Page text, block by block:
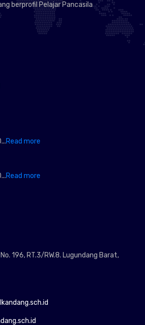
berprofil Pelajar Pancasila
Read more
Read more
196, RT.3/RW.8. Lugundang Barat,